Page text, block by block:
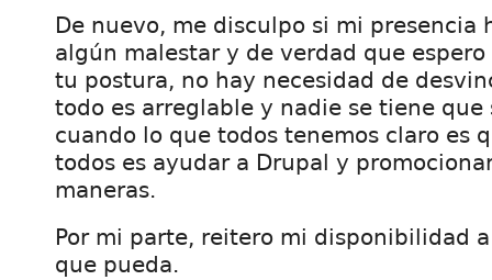
De nuevo, me disculpo si mi presencia
algún malestar y de verdad que
tu postura, no hay necesidad de
todo es arreglable y nadie se tiene
cuando lo que todos tenemos claro es
todos es ayudar a Drupal y
maneras.
Por mi parte, reitero mi disponibilidad
que pueda.